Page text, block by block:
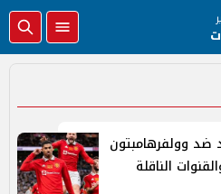
ضد وولفرهامبتون
الناقلة